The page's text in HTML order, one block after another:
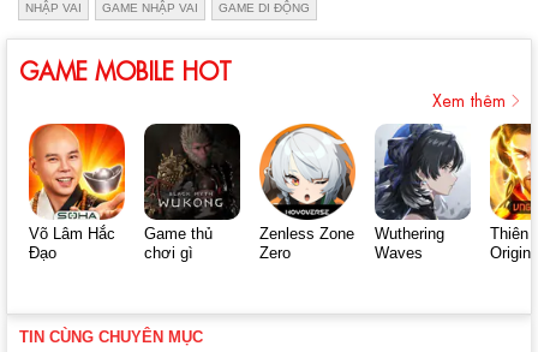
NHẬP VAI GAME NHẬP VAI GAME DI ĐỘNG
GAME MOBILE HOT
Xem thêm
Võ Lâm Hắc
Đạo
Game thủ
chơi gì
Zenless Zone
Zero
Wuthering
Waves
Thiên
Origin
TIN CÙNG CHUYÊN MỤC